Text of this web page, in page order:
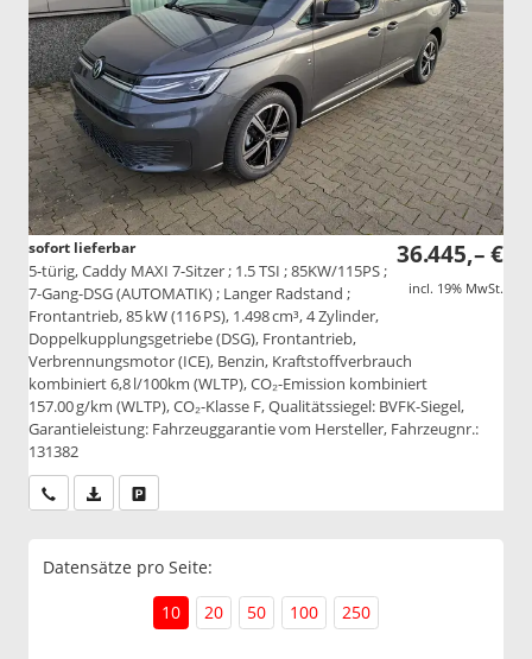
36.445,– €
incl. 19% MwSt.
sofort lieferbar
5-türig, Caddy MAXI 7-Sitzer ; 1.5 TSI ; 85KW/115PS ;
7-Gang-DSG (AUTOMATIK) ; Langer Radstand ;
Frontantrieb, 85 kW (116 PS), 1.498 cm³, 4 Zylinder,
Doppelkupplungsgetriebe (DSG), Frontantrieb,
Verbrennungsmotor (ICE), Benzin, Kraftstoffverbrauch
kombiniert 6,8 l/100km (WLTP), CO₂-Emission kombiniert
157.00 g/km (WLTP), CO₂-Klasse F, Qualitätssiegel: BVFK-Siegel,
Garantieleistung: Fahrzeuggarantie vom Hersteller, Fahrzeugnr.:
131382
Wir rufen Sie anPDF-Datei, Fahrzeugexposé drucken
Datensätze pro Seite:
10
20 50 100 250